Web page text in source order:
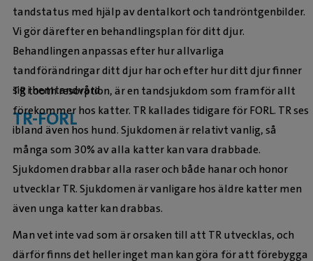
tandstatus med hjälp av dentalkort och tandröntgenbilder.
Vi gör därefter en behandlingsplan för ditt djur.
Behandlingen anpassas efter hur allvarliga
tandförändringar ditt djur har och efter hur ditt djur finner
sig i hemtandvård.
TR-FORL
TR tooth resorption, är en tandsjukdom som framför allt
förekommer hos katter. TR kallades tidigare för FORL. TR ses
ibland även hos hund. Sjukdomen är relativt vanlig, så
många som 30% av alla katter kan vara drabbade.
Sjukdomen drabbar alla raser och både hanar och honor
utvecklar TR. Sjukdomen är vanligare hos äldre katter men
även unga katter kan drabbas.
Man vet inte vad som är orsaken till att TR utvecklas, och
därför finns det heller inget man kan göra för att förebygga